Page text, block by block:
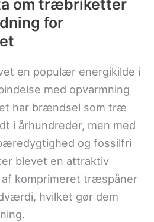
om træbriketter
for
en populær energikilde i
med opvarmning
har brændsel som træ
i århundreder, men med
og fossilfri
blevet en attraktiv
af komprimeret træspåner
hvilket gør dem